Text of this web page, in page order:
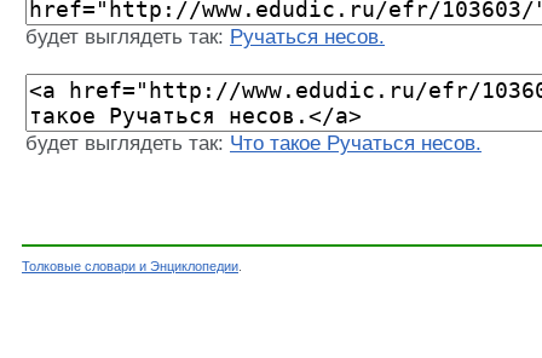
будет выглядеть так: Ручаться несов.
будет выглядеть так: Что такое Ручаться несов.
Толковые словари и Энциклопедии